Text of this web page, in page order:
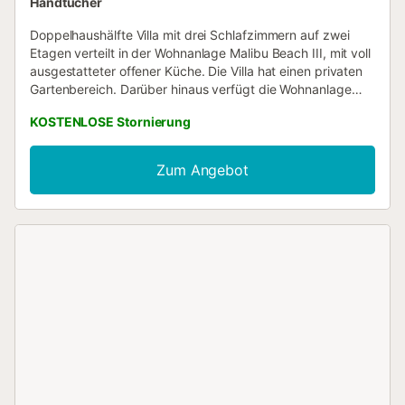
Doppelhaushälfte Villa mit drei Schlafzimmern auf zwei
Etagen verteilt in der Wohnanlage Malibu Beach III, mit voll
ausgestatteter offener Küche. Die Villa hat einen privaten
Gartenbereich. Darüber hinaus verfügt die Wohnanlage
einen nummerierten Parkplatz auf dem Gelände der
Wohnanlage. Sie ist nur 300 Meter vom feinen weißen
Sandstrand und nur 500 Meter vom Reitsportzentrum
Oliva Nova entfernt....
KOSTENLOSE Stornierung
Zum Angebot